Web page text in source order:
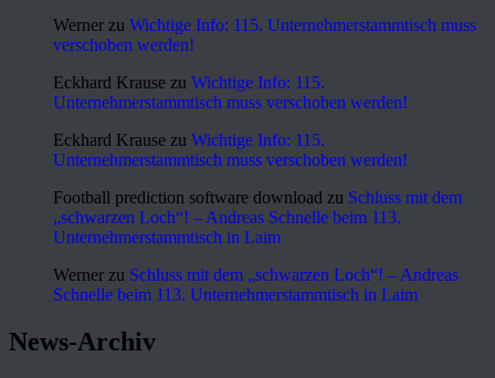
Werner zu Wichtige Info: 115. Unternehmerstammtisch muss
verschoben werden!
Eckhard Krause zu Wichtige Info: 115.
Unternehmerstammtisch muss verschoben werden!
Eckhard Krause zu Wichtige Info: 115.
Unternehmerstammtisch muss verschoben werden!
Football prediction software download zu Schluss mit dem
„schwarzen Loch“! – Andreas Schnelle beim 113.
Unternehmerstammtisch in Laim
Werner zu Schluss mit dem „schwarzen Loch“! – Andreas
Schnelle beim 113. Unternehmerstammtisch in Laim
News-Archiv